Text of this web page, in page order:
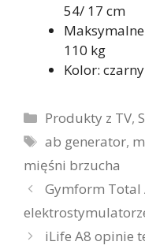
54/ 17 cm
110 kg
Kolor: czarny
Kategorie
Produkty z TV,
Tagi
ab generator,
mięśni brzucha
Gymform Total
iLife A8 opinie